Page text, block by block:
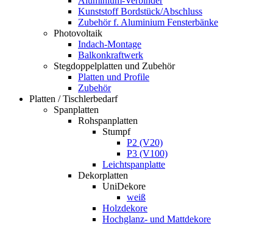
Kunststoff Bordstück/Abschluss
Zubehör f. Aluminium Fensterbänke
Photovoltaik
Indach-Montage
Balkonkraftwerk
Stegdoppelplatten und Zubehör
Platten und Profile
Zubehör
Platten / Tischlerbedarf
Spanplatten
Rohspanplatten
Stumpf
P2 (V20)
P3 (V100)
Leichtspanplatte
Dekorplatten
UniDekore
weiß
Holzdekore
Hochglanz- und Mattdekore